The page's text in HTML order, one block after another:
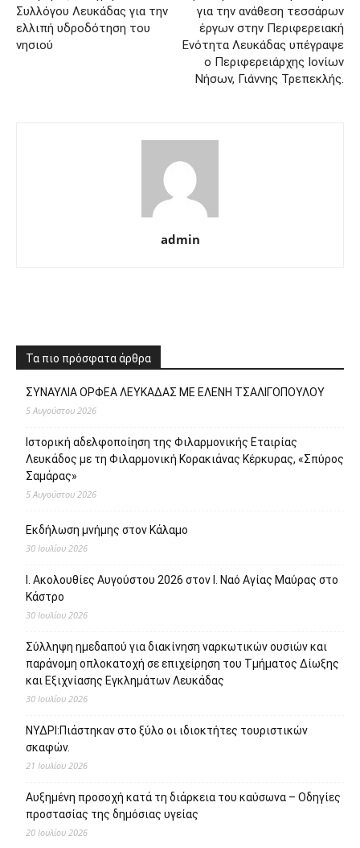
Συλλόγου Λευκάδας για την
ελλιπή υδροδότηση του
νησιού
για την ανάθεση τεσσάρων
έργων στην Περιφερειακή
Ενότητα Λευκάδας υπέγραψε
ο Περιφερειάρχης Ιονίων
Νήσων, Γιάννης Τρεπεκλής.
admin
Τα πιο πρόσφατα άρθρα
ΣΥΝΑΥΛΙΑ ΟΡΦΕΑ ΛΕΥΚΑΔΑΣ ΜΕ ΕΛΕΝΗ ΤΣΑΛΙΓΟΠΟΥΛΟΥ
5 Αυγούστου 2026
Ιστορική αδελφοποίηση της Φιλαρμονικής Εταιρίας
Λευκάδος με τη Φιλαρμονική Κορακιάνας Κέρκυρας, «Σπύρος
Σαμάρας»
5 Αυγούστου 2026
Εκδήλωση μνήμης στον Κάλαμο
30 Ιουλίου 2026
Ι. Ακολουθίες Αυγούστου 2026 στον Ι. Ναό Αγίας Μαύρας στο
Κάστρο
30 Ιουλίου 2026
Σύλληψη ημεδαπού για διακίνηση ναρκωτικών ουσιών και
παράνομη οπλοκατοχή σε επιχείρηση του Τμήματος Δίωξης
και Εξιχνίασης Εγκλημάτων Λευκάδας
30 Ιουλίου 2026
ΝΥΔΡΙ:Πιάστηκαν στο ξύλο οι ιδιοκτήτες τουριστικών
σκαφών.
21 Ιουλίου 2026
Αυξημένη προσοχή κατά τη διάρκεια του καύσωνα – Οδηγίες
προστασίας της δημόσιας υγείας
20 Ιουλίου 2026